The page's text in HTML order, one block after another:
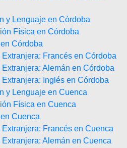
y Lenguaje en Córdoba
Física en Córdoba
Córdoba
Francés en Córdoba
Alemán en Córdoba
Inglés en Córdoba
y Lenguaje en Cuenca
Física en Cuenca
Cuenca
Francés en Cuenca
Alemán en Cuenca